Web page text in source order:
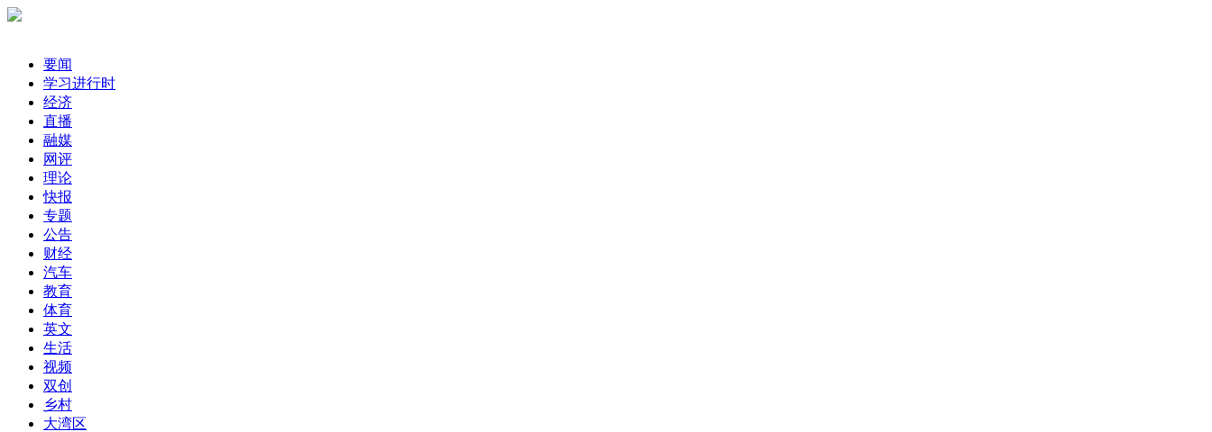
要闻
学习进行时
经济
直播
融媒
网评
理论
快报
专题
公告
财经
汽车
教育
体育
英文
生活
视频
双创
乡村
大湾区